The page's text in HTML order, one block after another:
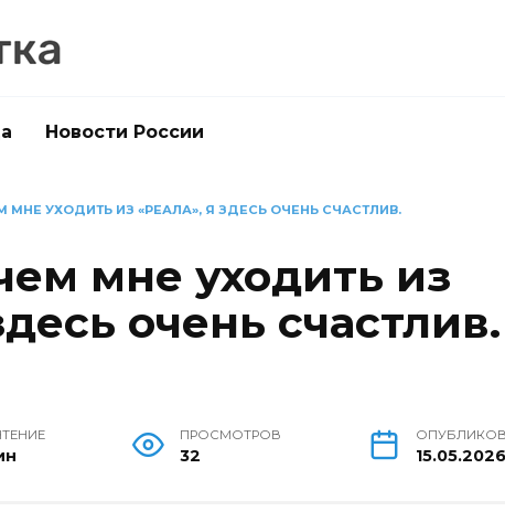
Новости России
МНЕ УХОДИТЬ ИЗ «РЕАЛА», Я ЗДЕСЬ ОЧЕНЬ СЧАСТЛИВ.
мне уходить из
очень счастлив.
ПРОСМОТРОВ
32 15.05.2026